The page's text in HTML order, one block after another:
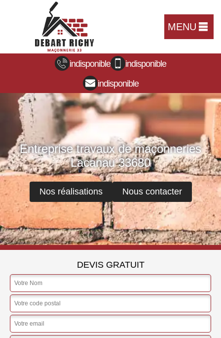
MENU
indisponible
indisponible
indisponible
Entreprise travaux de maçonneries
Lacanau 33680
Nos réalisations Nous contacter
DEVIS GRATUIT